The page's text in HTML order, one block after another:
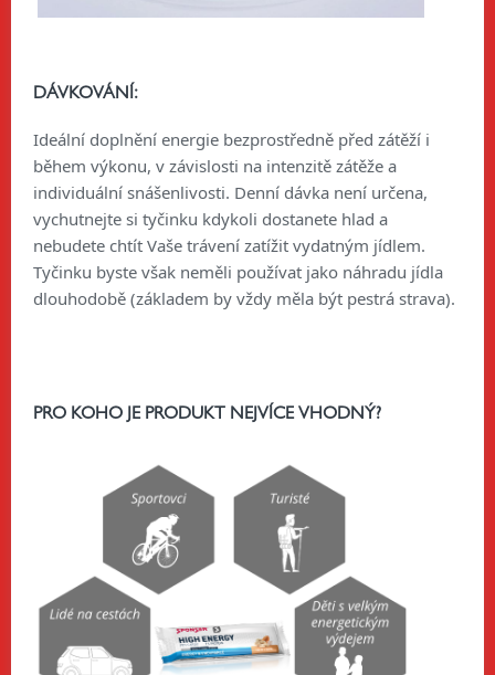
DÁVKOVÁNÍ:
Ideální doplnění energie bezprostředně před zátěží i
během výkonu, v závislosti na intenzitě zátěže a
individuální snášenlivosti. Denní dávka není určena,
vychutnejte si tyčinku kdykoli dostanete hlad a
nebudete chtít Vaše trávení zatížit vydatným jídlem.
Tyčinku byste však neměli používat jako náhradu jídla
dlouhodobě (základem by vždy měla být pestrá strava).
PRO KOHO JE PRODUKT NEJVÍCE VHODNÝ?